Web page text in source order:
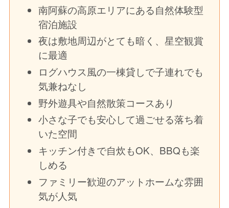
南阿蘇の高原エリアにある自然体験型
宿泊施設
夜は敷地周辺がとても暗く、星空観賞
に最適
ログハウス風の一棟貸しで子連れでも
気兼ねなし
野外遊具や自然散策コースあり
小さな子でも安心して過ごせる落ち着
いた空間
キッチン付きで自炊もOK、BBQも楽
しめる
ファミリー歓迎のアットホームな雰囲
気が人気